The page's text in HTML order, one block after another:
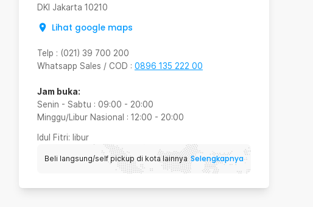
DKI Jakarta 10210
Lihat google maps
Telp : (021) 39 700 200
Whatsapp Sales / COD : 0896 135 222 00
Jam buka:
Senin - Sabtu : 09:00 - 20:00
Minggu/Libur Nasional : 12:00 - 20:00
Idul Fitri: libur
Beli langsung/self pickup di kota lainnya Selengkapnya